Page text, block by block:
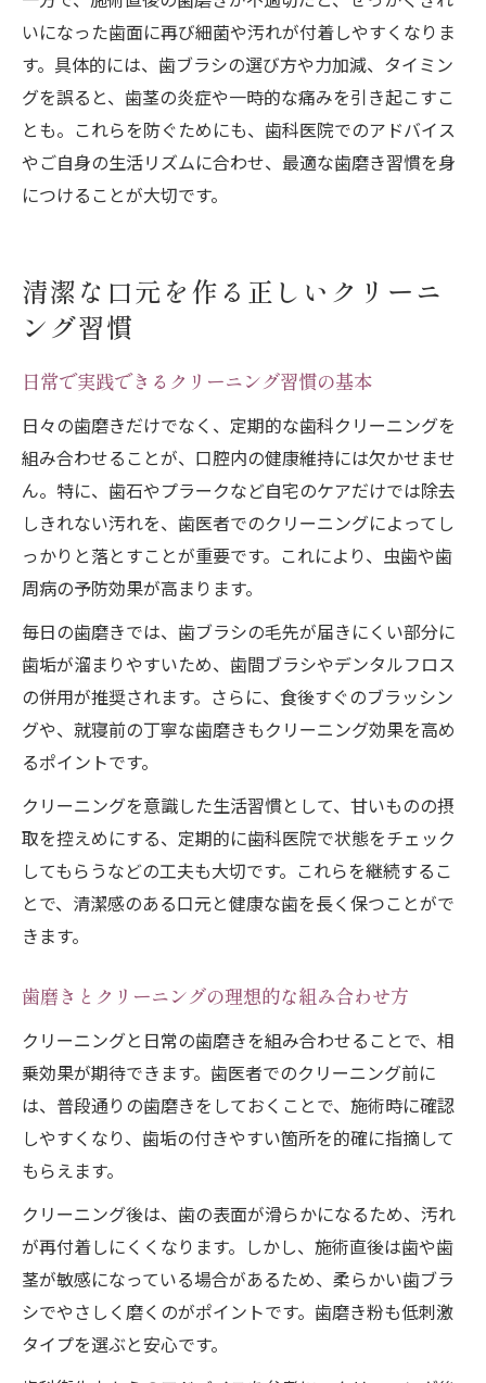
いになった歯面に再び細菌や汚れが付着しやすくなりま
す。具体的には、歯ブラシの選び方や力加減、タイミン
グを誤ると、歯茎の炎症や一時的な痛みを引き起こすこ
とも。これらを防ぐためにも、歯科医院でのアドバイス
やご自身の生活リズムに合わせ、最適な歯磨き習慣を身
につけることが大切です。
清潔な口元を作る正しいクリーニ
ング習慣
日常で実践できるクリーニング習慣の基本
日々の歯磨きだけでなく、定期的な歯科クリーニングを
組み合わせることが、口腔内の健康維持には欠かせませ
ん。特に、歯石やプラークなど自宅のケアだけでは除去
しきれない汚れを、歯医者でのクリーニングによってし
っかりと落とすことが重要です。これにより、虫歯や歯
周病の予防効果が高まります。
毎日の歯磨きでは、歯ブラシの毛先が届きにくい部分に
歯垢が溜まりやすいため、歯間ブラシやデンタルフロス
の併用が推奨されます。さらに、食後すぐのブラッシン
グや、就寝前の丁寧な歯磨きもクリーニング効果を高め
るポイントです。
クリーニングを意識した生活習慣として、甘いものの摂
取を控えめにする、定期的に歯科医院で状態をチェック
してもらうなどの工夫も大切です。これらを継続するこ
とで、清潔感のある口元と健康な歯を長く保つことがで
きます。
歯磨きとクリーニングの理想的な組み合わせ方
クリーニングと日常の歯磨きを組み合わせることで、相
乗効果が期待できます。歯医者でのクリーニング前に
は、普段通りの歯磨きをしておくことで、施術時に確認
しやすくなり、歯垢の付きやすい箇所を的確に指摘して
もらえます。
クリーニング後は、歯の表面が滑らかになるため、汚れ
が再付着しにくくなります。しかし、施術直後は歯や歯
茎が敏感になっている場合があるため、柔らかい歯ブラ
シでやさしく磨くのがポイントです。歯磨き粉も低刺激
タイプを選ぶと安心です。